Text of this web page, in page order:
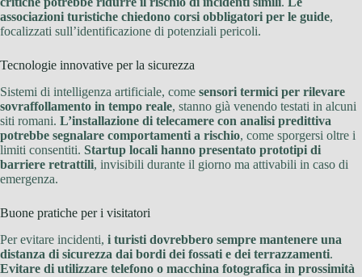
associazioni turistiche chiedono corsi obbligatori per le guide,
focalizzati sull’identificazione di potenziali pericoli.
Tecnologie innovative per la sicurezza
Sistemi di intelligenza artificiale, come sensori termici per rilevare
sovraffollamento in tempo reale, stanno già venendo testati in alcuni
siti romani. L’installazione di telecamere con analisi predittiva
potrebbe segnalare comportamenti a rischio, come sporgersi oltre i
limiti consentiti. Startup locali hanno presentato prototipi di
barriere retrattili, invisibili durante il giorno ma attivabili in caso di
emergenza.
Buone pratiche per i visitatori
Per evitare incidenti, i turisti dovrebbero sempre mantenere una
distanza di sicurezza dai bordi dei fossati e dei terrazzamenti.
Evitare di utilizzare telefono o macchina fotografica in prossimità